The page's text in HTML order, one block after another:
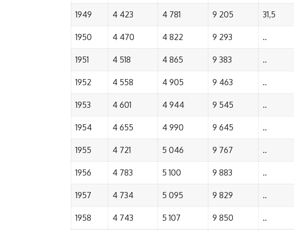
1949 4 423 4 781 9 205 31,5
1950 4 470 4 822 9 293 ..
1951 4 518 4 865 9 383 ..
1952 4 558 4 905 9 463 ..
1953 4 601 4 944 9 545 ..
1954 4 655 4 990 9 645 ..
1955 4 721 5 046 9 767 ..
1956 4 783 5 100 9 883 ..
1957 4 734 5 095 9 829 ..
1958 4 743 5 107 9 850 ..